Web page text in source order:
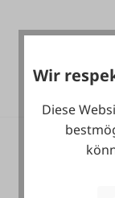
Wir
Diese